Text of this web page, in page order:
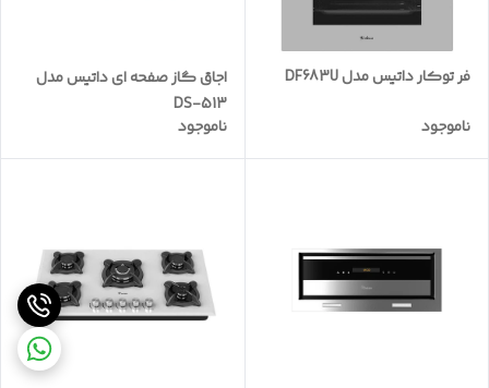
فر توکار داتیس مدل DF683U
ناموجود
اجاق گاز صفحه ای داتیس مدل
DS-513
ناموجود